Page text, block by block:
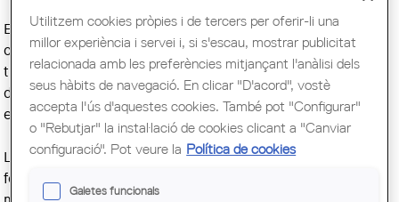
El Consorci de la Corporació Sanitària del Parc Taulí és un
complex hospitalari de més de 100.000m2 en
transformació constant, on la gestió d'obra, la coordinació
d'instal·lacions i el compliment de terminis crítics
esdevenen un autèntic repte professional.
L'edifici Ripoll, projectat en plena pandèmia i vinculat als
fons europeus REACT, ha impulsat l'ampliació i
Utilitzem cookies pròpies i de tercers per oferir-li una
millor experiència i servei i, si s'escau, mostrar publicitat
relacionada amb les preferències mitjançant l'anàlisi dels
seus hàbits de navegació. En clicar "D'acord", vostè
accepta l'ús d'aquestes cookies. També pot "Configurar"
o "Rebutjar" la instal·lació de cookies clicant a "Canviar
configuració". Pot veure la Política de cookies
Galetes funcionals